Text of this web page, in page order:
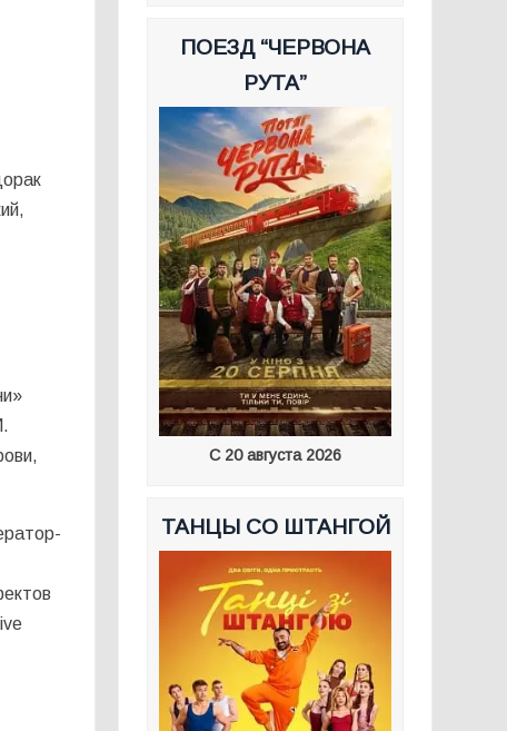
ПОЕЗД “ЧЕРВОНА
РУТА”
С 20 августа 2026
ТАНЦЫ СО ШТАНГОЙ